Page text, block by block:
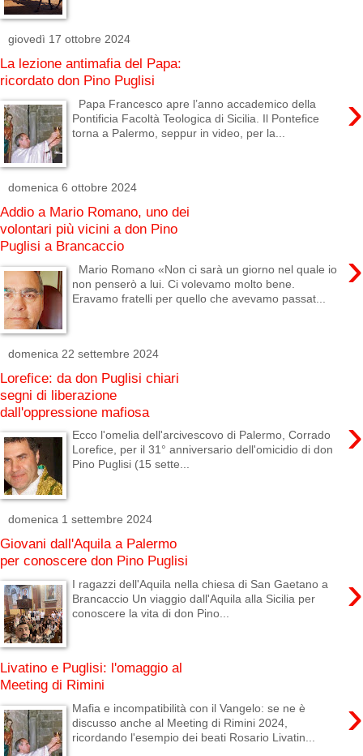
giovedì 17 ottobre 2024
La lezione antimafia del Papa:
ricordato don Pino Puglisi
›
Papa Francesco apre l’anno accademico della
Pontificia Facoltà Teologica di Sicilia. Il Pontefice
torna a Palermo, seppur in video, per la...
domenica 6 ottobre 2024
Addio a Mario Romano, uno dei
volontari più vicini a don Pino
Puglisi a Brancaccio
›
Mario Romano «Non ci sarà un giorno nel quale io
non penserò a lui. Ci volevamo molto bene.
Eravamo fratelli per quello che avevamo passat...
domenica 22 settembre 2024
Lorefice: da don Puglisi chiari
segni di liberazione
dall'oppressione mafiosa
›
Ecco l'omelia dell'arcivescovo di Palermo, Corrado
Lorefice, per il 31° anniversario dell'omicidio di don
Pino Puglisi (15 sette...
domenica 1 settembre 2024
Giovani dall'Aquila a Palermo
per conoscere don Pino Puglisi
›
I ragazzi dell'Aquila nella chiesa di San Gaetano a
Brancaccio Un viaggio dall'Aquila alla Sicilia per
conoscere la vita di don Pino...
Livatino e Puglisi: l'omaggio al
Meeting di Rimini
›
Mafia e incompatibilità con il Vangelo: se ne è
discusso anche al Meeting di Rimini 2024,
ricordando l'esempio dei beati Rosario Livatin...